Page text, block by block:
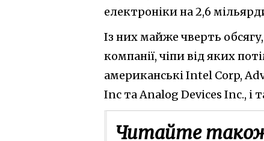
електроніки на 2,6
Із них майже чверть
компанії, чіпи від яких
американські Intel Corp,
Inc та Analog Devices Inc., і
Читайте